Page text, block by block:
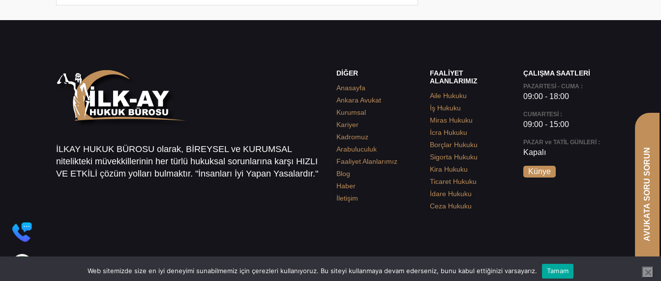
İLKAY HUKUK BÜROSU olarak, BİREYSEL ve KURUMSAL
nitelikteki müvekkillerinin her türlü hukuksal sorunlarına karşı HIZLI
VE ETKİLİ çözüm yolları bulmaktır. "İnsanları İyi Yapan Yasalardır."
DİĞER
Anasayfa
Ankara Avukat
Kurumsal
Kariyer
Kadromuz
Arabuluculuk
Faaliyet Alanlarımız
Blog
Haber
İletişim
FAALİYET
ALANLARIMIZ
Aile Hukuku
İş Hukuku
Miras Hukuku
İcra Hukuku
Borçlar Hukuku
Sigorta Hukuku
Kira Hukuku
Ticaret Hukuku
İdare Hukuku
Ceza Hukuku
ÇALIŞMA SAATLERİ
PAZARTESİ - CUMA :
09:00 - 18:00
CUMARTESİ :
09:00 - 15:00
PAZAR ve TATİL GÜNLERİ :
Kapalı
Künye
Web sitemizde size en iyi deneyimi sunabilmemiz için çerezleri kullanıyoruz. Bu siteyi kullanmaya devam ederseniz, bunu kabul ettiğinizi varsayarız. Tamam
AVUKATA SORU SORUN